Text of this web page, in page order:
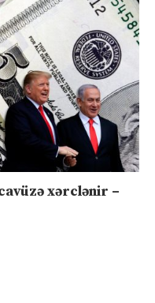
xərclənir –